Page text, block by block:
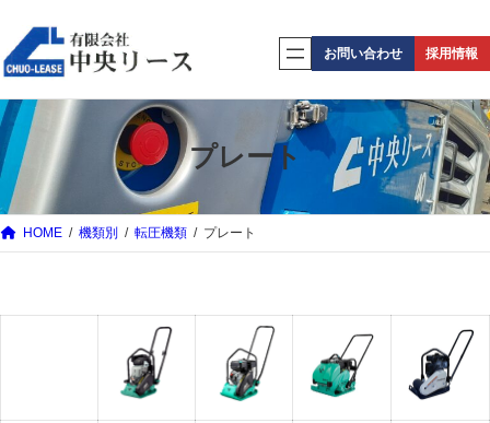
容
を
ス
キ
ッ
プ
お問い合わせ 採用情報
プレート
HOME 機類別 転圧機類 プレート